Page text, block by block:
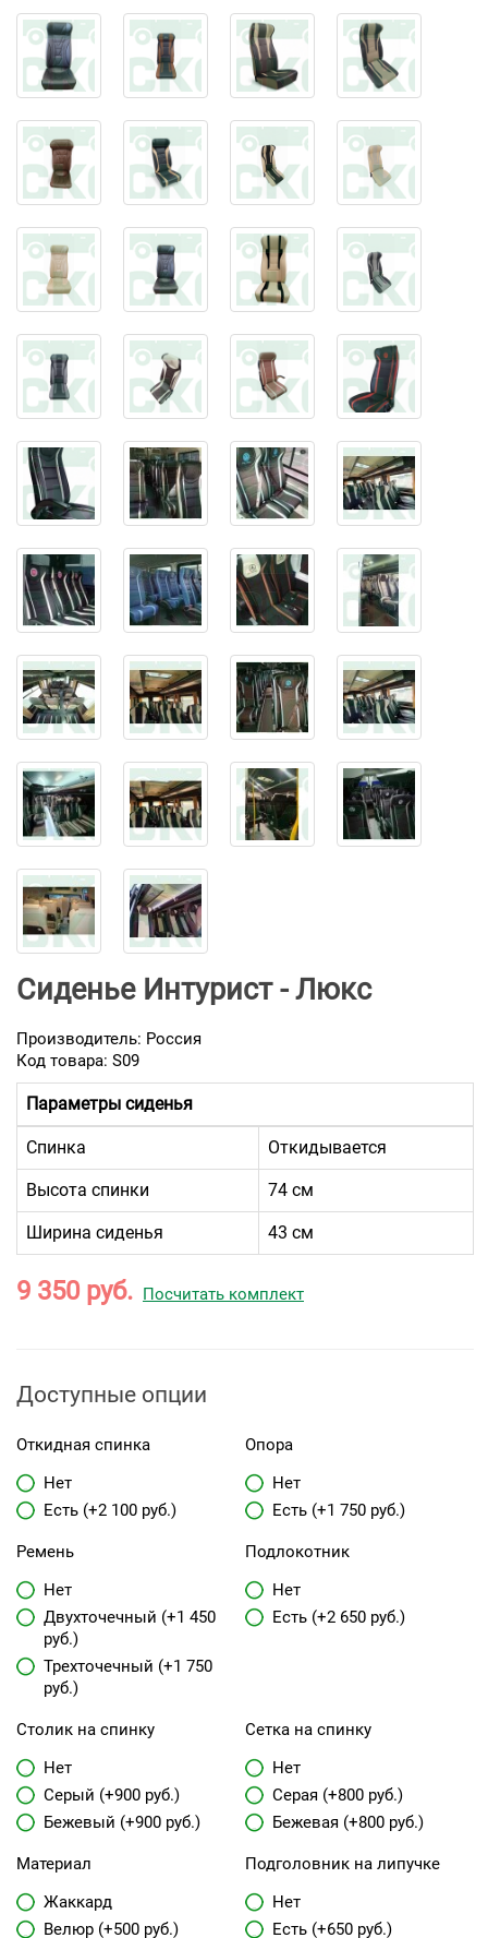
17 мест, три спереди
18 мест, закрытый задний ряд
18 три спереди, закрытый задний ряд
Сиденье Интурист - Люкс
Производитель: Россия
Код товара: S09
Параметры сиденья
Спинка Откидывается
Высота спинки 74 см
Ширина сиденья 43 см
9 350 руб. Посчитать комплект
Доступные опции
Откидная спинка
Нет
Есть (+2 100 руб.)
Опора
Нет
Есть (+1 750 руб.)
Ремень
Нет
Двухточечный (+1 450
руб.)
Трехточечный (+1 750
руб.)
Подлокотник
Нет
Есть (+2 650 руб.)
Столик на спинку
Нет
Серый (+900 руб.)
Бежевый (+900 руб.)
Сетка на спинку
Нет
Серая (+800 руб.)
Бежевая (+800 руб.)
Материал
Жаккард
Велюр (+500 руб.)
Подголовник на липучке
Нет
Есть (+650 руб.)